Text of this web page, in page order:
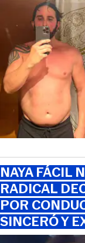
NAYA FÁCIL
RADICAL
POR
SINCERÓ Y